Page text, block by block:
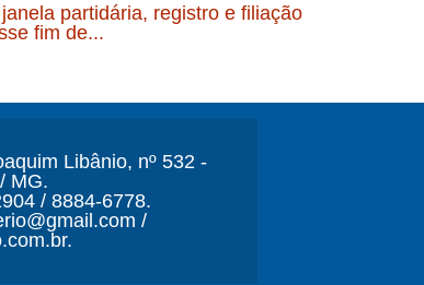
partidária, registro e filiação
fim de...
Libânio, nº 532 -
MG.
/ 8884-6778.
/